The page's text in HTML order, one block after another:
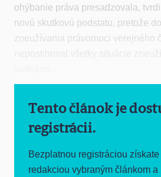
ohýbanie práva presadzovala,
novú skutkovú podstatu, pretože
zneužívania právomoci verejného
Tento článok je
registrácii.
Bezplatnou registráciou
redakciou vybraným článkom